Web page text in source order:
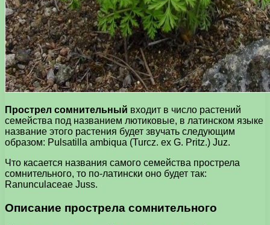
Прострел сомнительный входит в число растений
семейства под названием лютиковые, в латинском языке
название этого растения будет звучать следующим
образом: Pulsatilla ambiqua (Turcz. ex G. Pritz.) Juz.
Что касается названия самого семейства прострела
сомнительного, то по-латински оно будет так:
Ranunculaceae Juss.
Описание прострела сомнительного